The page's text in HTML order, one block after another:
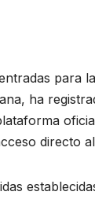
para
ha
directo